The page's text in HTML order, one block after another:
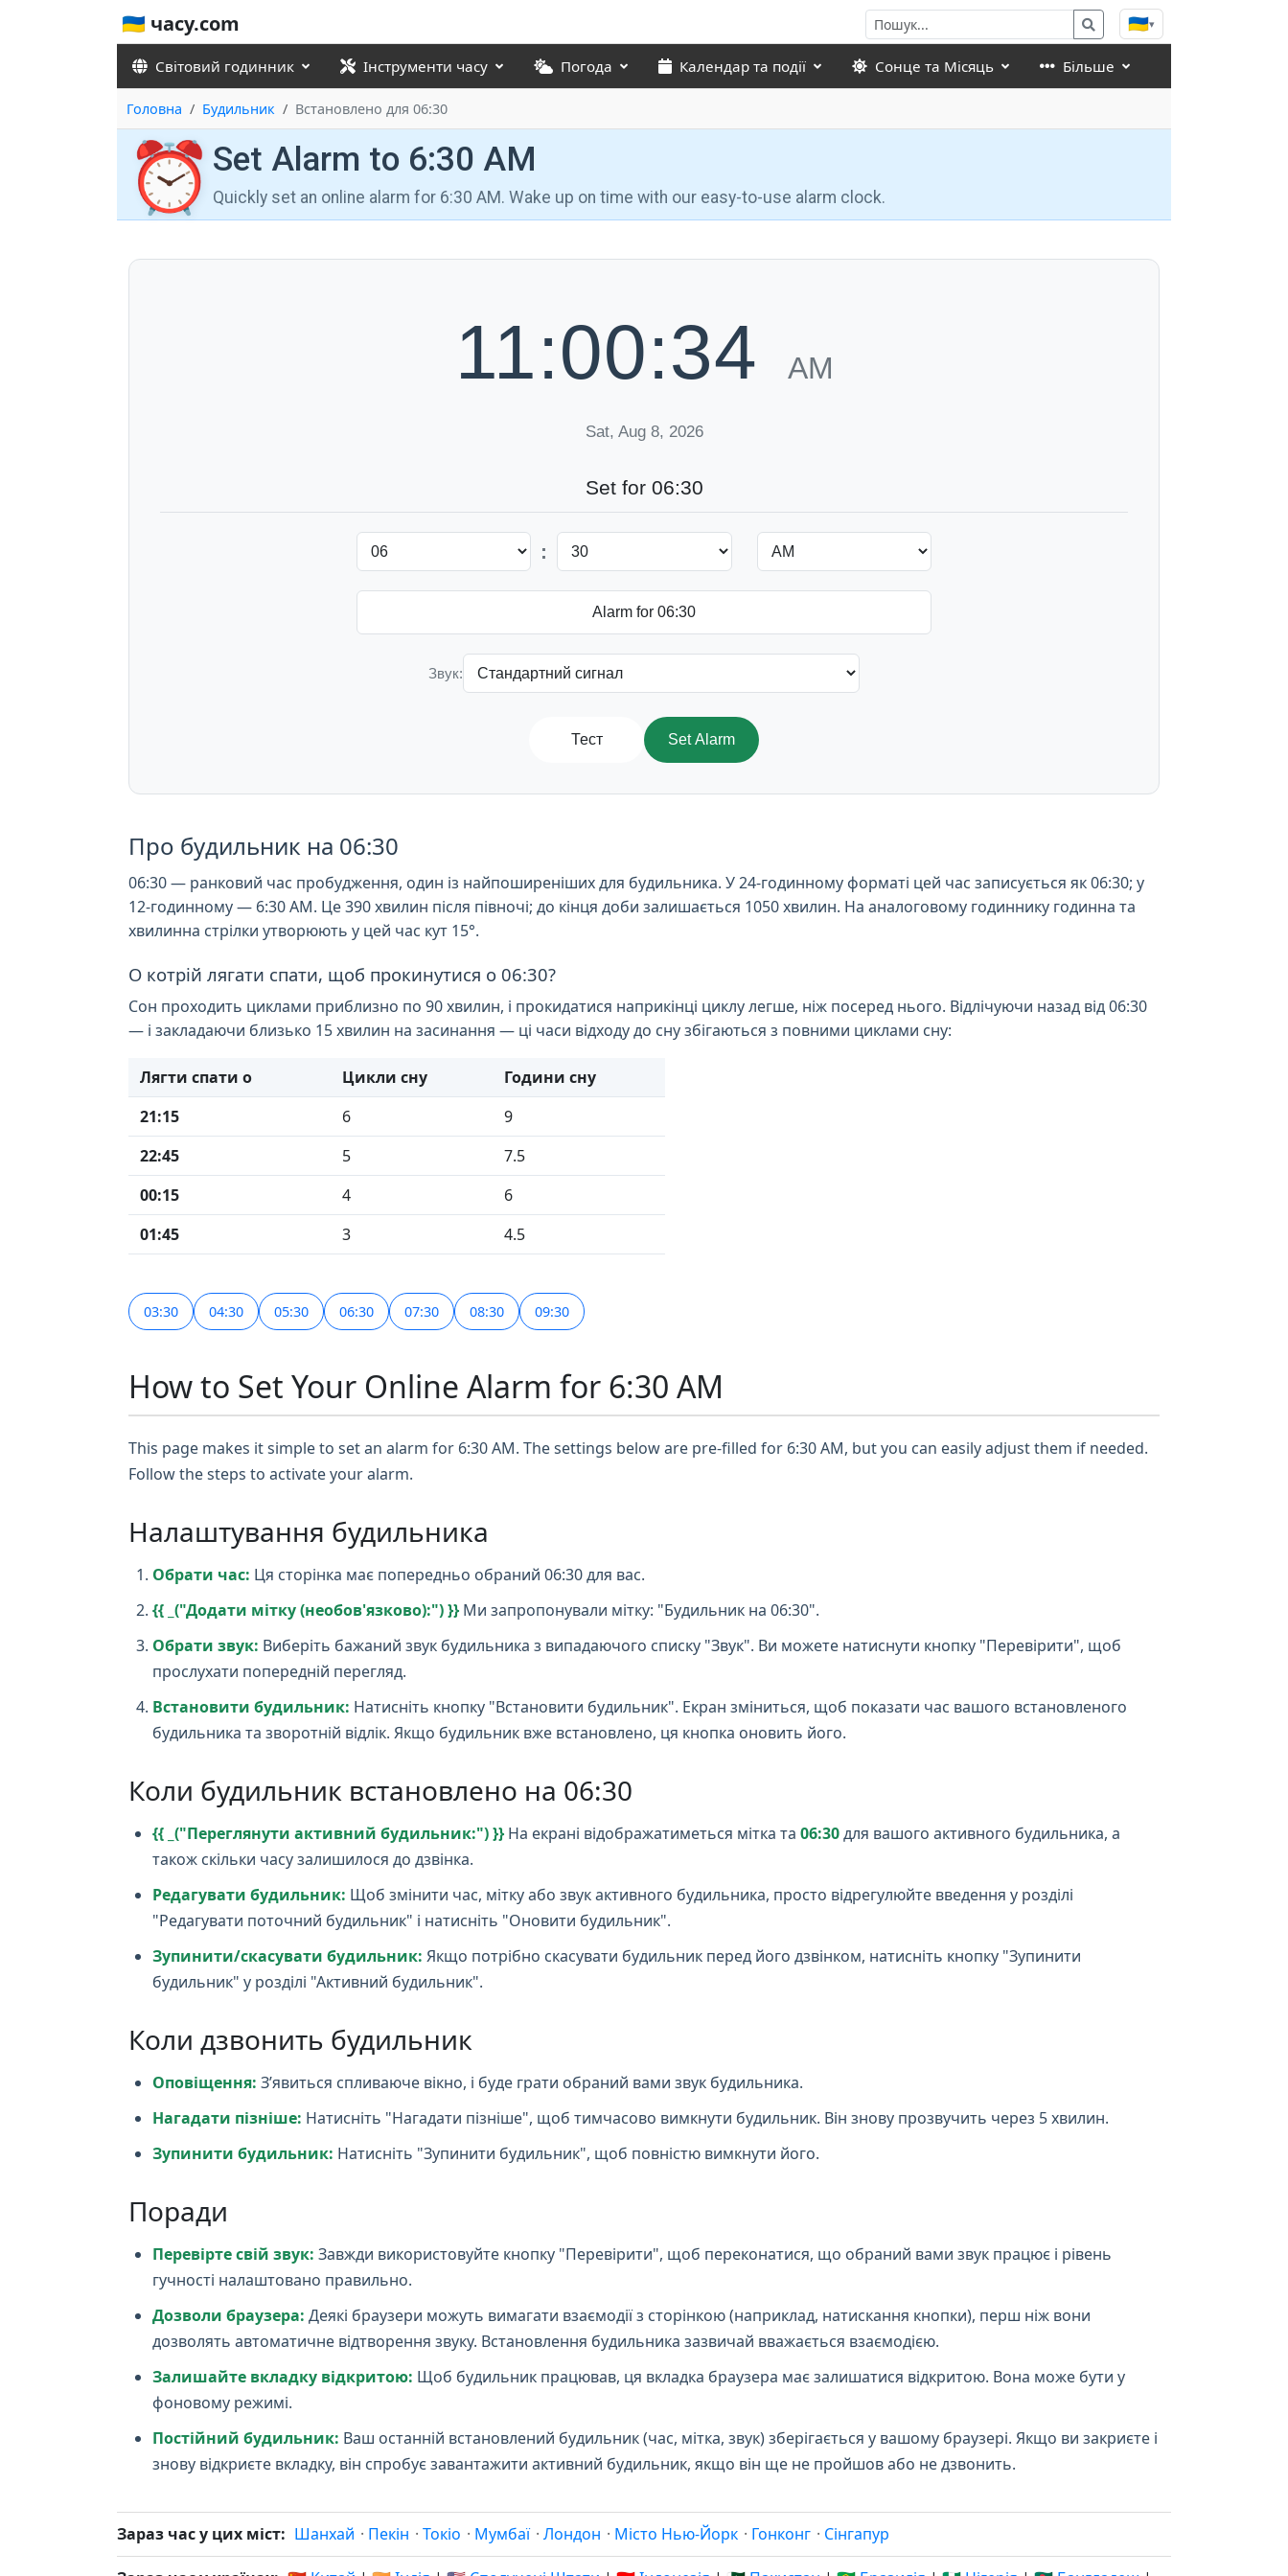
🇺🇦 часу.com 🇺🇦▾
Світовий годинник Інструменти часу Погода Календар та події Сонце та Місяць Більше
Головна Будильник Встановлено для 06:30
⏰ Set Alarm to 6:30 AM
Quickly set an online alarm for 6:30 AM. Wake up on time with our easy-to-use alarm clock.
11:00:35 AM
Sat, Aug 8, 2026
Set for 06:30
:
Звук:
Тест Set Alarm
Про будильник на 06:30
06:30 — ранковий час пробудження, один із найпоширеніших для будильника. У 24-годинному форматі цей час записується як 06:30; у
12-годинному — 6:30 AM. Це 390 хвилин після півночі; до кінця доби залишається 1050 хвилин. На аналоговому годиннику годинна та
хвилинна стрілки утворюють у цей час кут 15°.
О котрій лягати спати, щоб прокинутися о 06:30?
Сон проходить циклами приблизно по 90 хвилин, і прокидатися наприкінці циклу легше, ніж посеред нього. Відлічуючи назад від 06:30
— і закладаючи близько 15 хвилин на засинання — ці часи відходу до сну збігаються з повними циклами сну:
Лягти спати о Цикли сну
Години сну
21:15
6
9
22:45
5
7.5
00:15
4
6
01:45
3 4.5
03:30 04:30 05:30 06:30 07:30 08:30 09:30
How to Set Your Online Alarm for 6:30 AM
This page makes it simple to set an alarm for 6:30 AM. The settings below are pre-filled for 6:30 AM, but you can easily adjust them if needed.
Follow the steps to activate your alarm.
Налаштування будильника
Обрати час: Ця сторінка має попередньо обраний 06:30 для вас.
{{ _("Додати мітку (необов'язково):") }} Ми запропонували мітку: "Будильник на 06:30".
Обрати звук: Виберіть бажаний звук будильника з випадаючого списку "Звук". Ви можете натиснути кнопку "Перевірити", щоб
прослухати попередній перегляд.
Встановити будильник: Натисніть кнопку "Встановити будильник". Екран зміниться, щоб показати час вашого встановленого
будильника та зворотній відлік. Якщо будильник вже встановлено, ця кнопка оновить його.
Коли будильник встановлено на 06:30
{{ _("Переглянути активний будильник:") }} На екрані відображатиметься мітка та 06:30для вашого активного будильника, а
також скільки часу залишилося до дзвінка.
Редагувати будильник: Щоб змінити час, мітку або звук активного будильника, просто відрегулюйте введення у розділі
"Редагувати поточний будильник" і натисніть "Оновити будильник".
Зупинити/скасувати будильник: Якщо потрібно скасувати будильник перед його дзвінком, натисніть кнопку "Зупинити
будильник" у розділі "Активний будильник".
Коли дзвонить будильник
Оповіщення: З’явиться спливаюче вікно, і буде грати обраний вами звук будильника.
Нагадати пізніше: Натисніть "Нагадати пізніше", щоб тимчасово вимкнути будильник. Він знову прозвучить через 5 хвилин.
Зупинити будильник: Натисніть "Зупинити будильник", щоб повністю вимкнути його.
Поради
Перевірте свій звук: Завжди використовуйте кнопку "Перевірити", щоб переконатися, що обраний вами звук працює і рівень
гучності налаштовано правильно.
Дозволи браузера: Деякі браузери можуть вимагати взаємодії з сторінкою (наприклад, натискання кнопки), перш ніж вони
дозволять автоматичне відтворення звуку. Встановлення будильника зазвичай вважається взаємодією.
Залишайте вкладку відкритою: Щоб будильник працював, ця вкладка браузера має залишатися відкритою. Вона може бути у
фоновому режимі.
Постійний будильник: Ваш останній встановлений будильник (час, мітка, звук) зберігається у вашому браузері. Якщо ви закриєте і
знову відкриєте вкладку, він спробує завантажити активний будильник, якщо він ще не пройшов або не дзвонить.
Зараз час у цих міст: Шанхай · Пекін · Токіо · Мумбаї · Лондон · Місто Нью-Йорк · Гонконг · Сінгапур